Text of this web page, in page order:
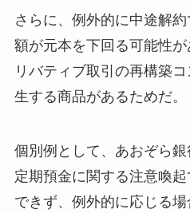
さらに、例外的に中途解
額が元本を下回る可能性
リバティブ取引の再構築
生する商品があるためだ。
個別例として、あおぞら
定期預金に関する注意喚
できず、例外的に応じる